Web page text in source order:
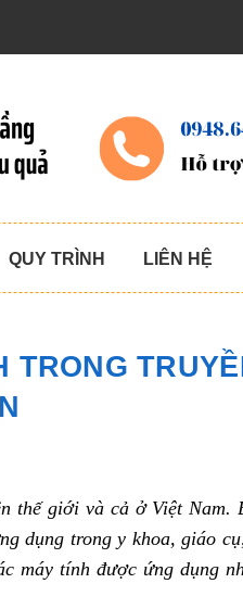
QUY TRÌNH LIÊN HỆ
TRONG
thế giới và cả ở Việt Nam.
dụng trong y khoa, giáo
máy tính được ứng dụng